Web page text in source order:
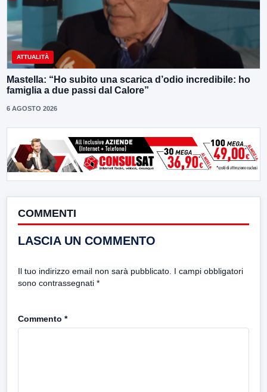
ATTUALITÀ
Mastella: “Ho subito una scarica d’odio incredibile: ho
famiglia a due passi dal Calore”
6 AGOSTO 2026
COMMENTI
LASCIA UN COMMENTO
Il tuo indirizzo email non sarà pubblicato. I campi obbligatori
sono contrassegnati *
Commento *